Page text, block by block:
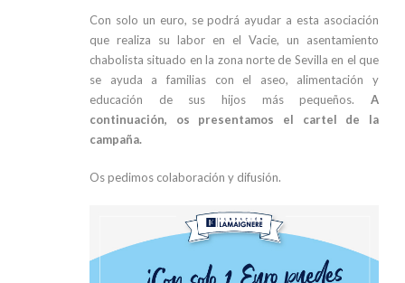
Con solo un euro, se podrá ayudar a esta asociación
que realiza su labor en el Vacie, un asentamiento
chabolista situado en la zona norte de Sevilla en el que
se ayuda a familias con el aseo, alimentación y
educación de sus hijos más pequeños. A
continuación, os presentamos el cartel de la
campaña.
Os pedimos colaboración y difusión.